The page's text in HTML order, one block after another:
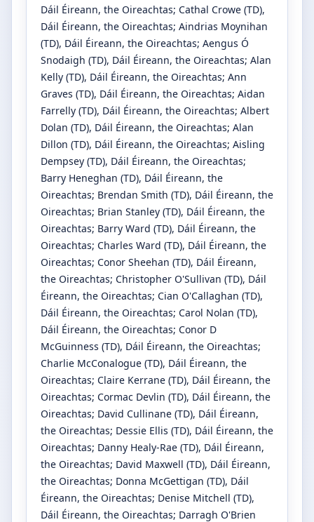
Dáil Éireann, the Oireachtas; Cathal Crowe (TD),
Dáil Éireann, the Oireachtas; Aindrias Moynihan
(TD), Dáil Éireann, the Oireachtas; Aengus Ó
Snodaigh (TD), Dáil Éireann, the Oireachtas; Alan
Kelly (TD), Dáil Éireann, the Oireachtas; Ann
Graves (TD), Dáil Éireann, the Oireachtas; Aidan
Farrelly (TD), Dáil Éireann, the Oireachtas; Albert
Dolan (TD), Dáil Éireann, the Oireachtas; Alan
Dillon (TD), Dáil Éireann, the Oireachtas; Aisling
Dempsey (TD), Dáil Éireann, the Oireachtas;
Barry Heneghan (TD), Dáil Éireann, the
Oireachtas; Brendan Smith (TD), Dáil Éireann, the
Oireachtas; Brian Stanley (TD), Dáil Éireann, the
Oireachtas; Barry Ward (TD), Dáil Éireann, the
Oireachtas; Charles Ward (TD), Dáil Éireann, the
Oireachtas; Conor Sheehan (TD), Dáil Éireann,
the Oireachtas; Christopher O'Sullivan (TD), Dáil
Éireann, the Oireachtas; Cian O'Callaghan (TD),
Dáil Éireann, the Oireachtas; Carol Nolan (TD),
Dáil Éireann, the Oireachtas; Conor D
McGuinness (TD), Dáil Éireann, the Oireachtas;
Charlie McConalogue (TD), Dáil Éireann, the
Oireachtas; Claire Kerrane (TD), Dáil Éireann, the
Oireachtas; Cormac Devlin (TD), Dáil Éireann, the
Oireachtas; David Cullinane (TD), Dáil Éireann,
the Oireachtas; Dessie Ellis (TD), Dáil Éireann, the
Oireachtas; Danny Healy-Rae (TD), Dáil Éireann,
the Oireachtas; David Maxwell (TD), Dáil Éireann,
the Oireachtas; Donna McGettigan (TD), Dáil
Éireann, the Oireachtas; Denise Mitchell (TD),
Dáil Éireann, the Oireachtas; Darragh O'Brien